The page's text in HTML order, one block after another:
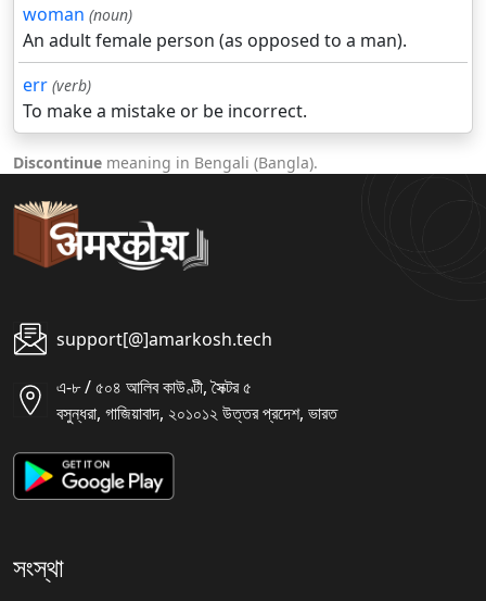
woman (noun)
An adult female person (as opposed to a man).
err (verb)
To make a mistake or be incorrect.
Discontinue meaning in Bengali (Bangla).
support[@]amarkosh.tech
এ-৮ / ৫০৪ আলিব কাউণ্টী, সৈক্টর ৫
বসুন্ধরা, গাজিয়াবাদ, ২০১০১২ উত্তর প্রদেশ, ভারত
সংস্থা